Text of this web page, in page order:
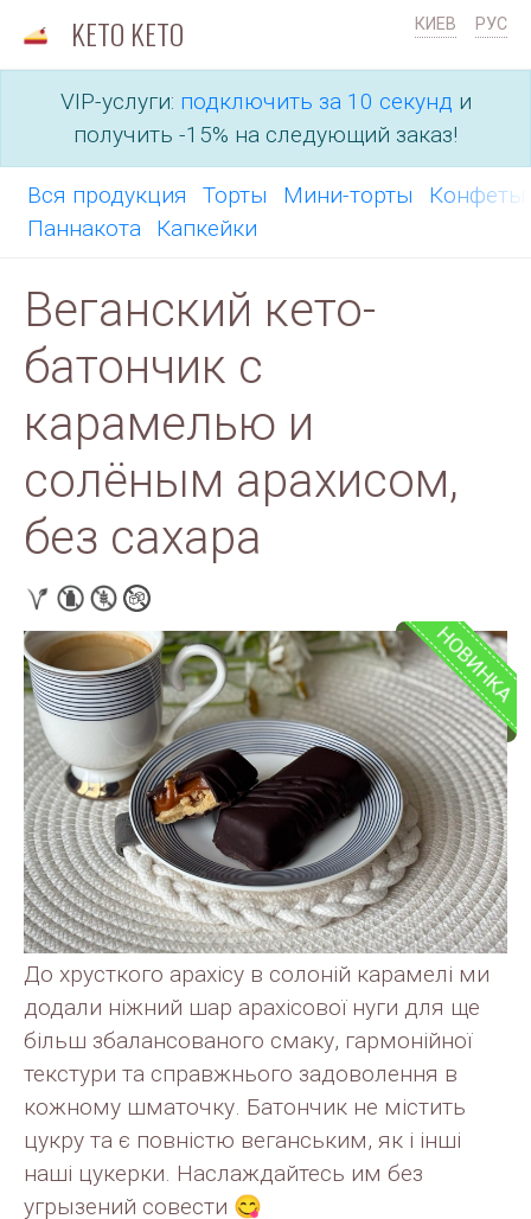
KETO KETO КИЕВ РУС
VIP-услуги: подключить за 10 секунд и
получить -15% на следующий заказ!
Вся продукция Торты Мини-торты
Конфеты
Паннакота
Капкейки
Веганский кето-
батончик с
карамелью и
солёным арахисом,
без сахара
НОВИНКА
До хрусткого арахісу в солоній карамелі ми
додали ніжний шар арахісової нуги для ще
більш збалансованого смаку, гармонійної
текстури та справжнього задоволення в
кожному шматочку. Батончик не містить
цукру та є повністю веганським, як і інші
наші цукерки. Наслаждайтесь им без
угрызений совести 😋